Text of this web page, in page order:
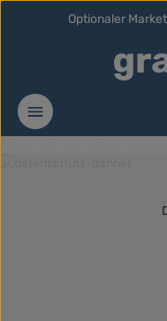
Zum Hauptinhalt springen
Optionaler